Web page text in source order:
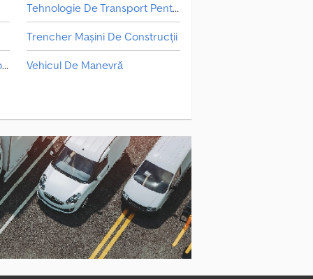
Na Spletni Strani Mașini De Construcții
Nesmisel Transportator De Lemn
Tehnologie De Transport Pentru Agricultură
Trencher Mașini De Construcții
Vehicul De Manevră
Še Vedno Mașini De Construcții